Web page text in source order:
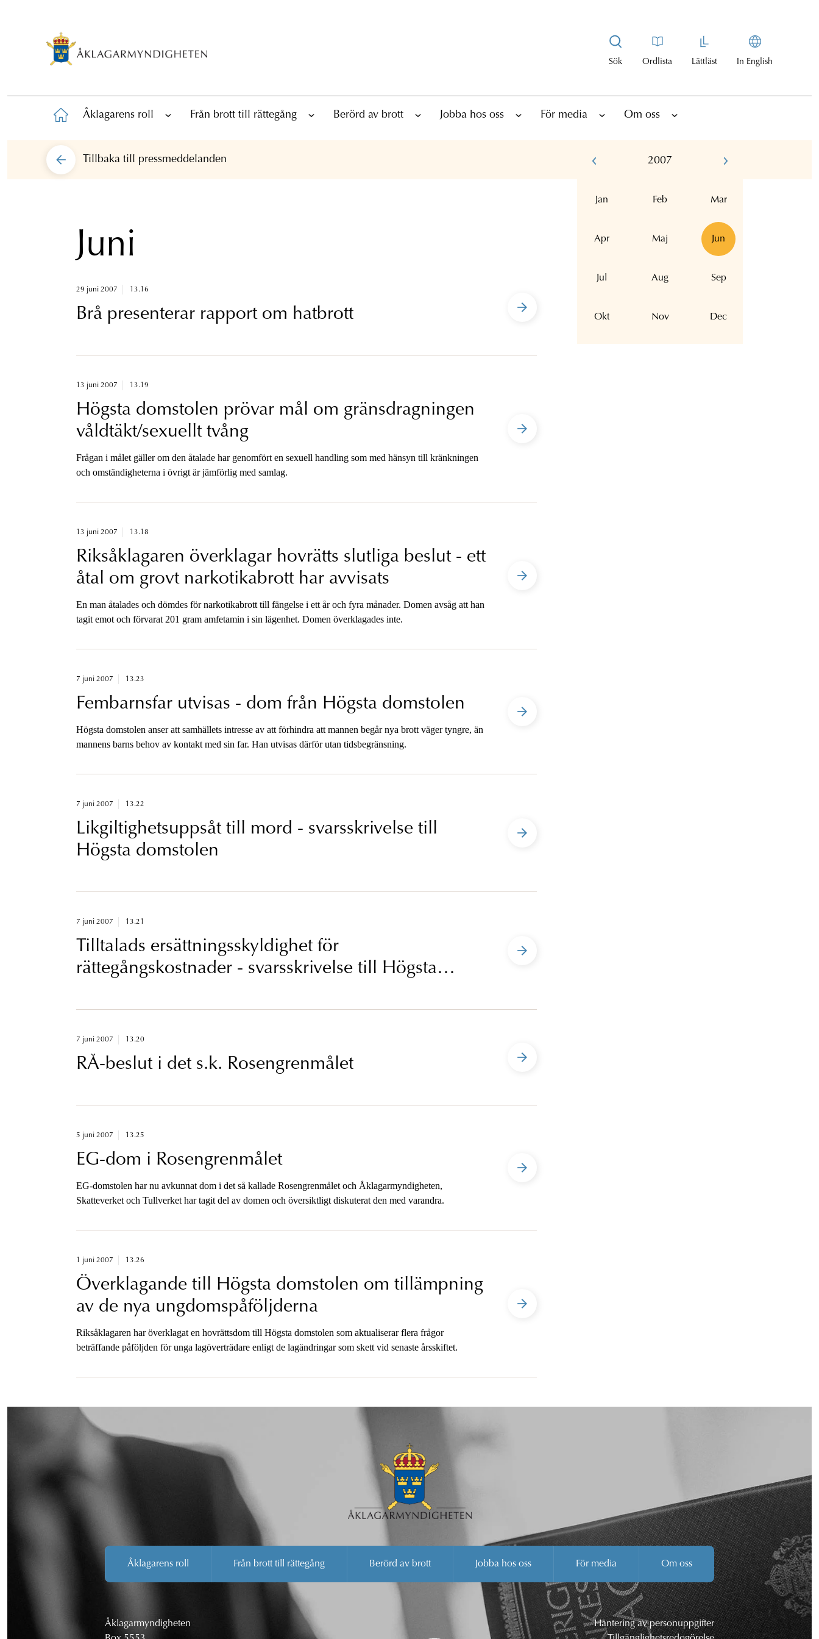
Sök Ordlista Lättläst In English
Åklagarens roll Från brott till rättegång Berörd av brott Jobba hos oss För media Om oss
Tillbaka till pressmeddelanden 2007
Jan Feb Mar
Apr Maj Jun
Jul Aug Sep
Okt Nov Dec
Juni
29 juni 2007 13.16
Brå presenterar rapport om hatbrott
13 juni 2007 13.19
Högsta domstolen prövar mål om gränsdragningen
våldtäkt/sexuellt tvång
Frågan i målet gäller om den åtalade har genomfört en sexuell handling som med hänsyn till kränkningen
och omständigheterna i övrigt är jämförlig med samlag.
13 juni 2007 13.18
Riksåklagaren överklagar hovrätts slutliga beslut - ett
åtal om grovt narkotikabrott har avvisats
En man åtalades och dömdes för narkotikabrott till fängelse i ett år och fyra månader. Domen avsåg att han
tagit emot och förvarat 201 gram amfetamin i sin lägenhet. Domen överklagades inte.
7 juni 2007 13.23
Fembarnsfar utvisas - dom från Högsta domstolen
Högsta domstolen anser att samhällets intresse av att förhindra att mannen begår nya brott väger tyngre, än
mannens barns behov av kontakt med sin far. Han utvisas därför utan tidsbegränsning.
7 juni 2007 13.22
Likgiltighetsuppsåt till mord - svarsskrivelse till
Högsta domstolen
7 juni 2007 13.21
Tilltalads ersättningsskyldighet för
rättegångskostnader - svarsskrivelse till Högsta
7 juni 2007 13.20
RÅ-beslut i det s.k. Rosengrenmålet
5 juni 2007 13.25
EG-dom i Rosengrenmålet
EG-domstolen har nu avkunnat dom i det så kallade Rosengrenmålet och Åklagarmyndigheten,
Skatteverket och Tullverket har tagit del av domen och översiktligt diskuterat den med varandra.
1 juni 2007 13.26
Överklagande till Högsta domstolen om tillämpning
av de nya ungdomspåföljderna
Riksåklagaren har överklagat en hovrättsdom till Högsta domstolen som aktualiserar flera frågor
beträffande påföljden för unga lagöverträdare enligt de lagändringar som skett vid senaste årsskiftet.
Åklagarens roll Från brott till rättegång Berörd av brott Jobba hos oss För media Om oss
Åklagarmyndigheten
Hantering av personuppgifter